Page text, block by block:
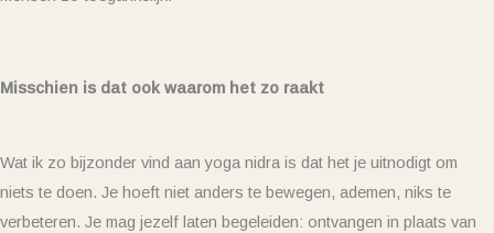
Misschien is dat ook waarom het zo raakt
Wat ik zo bijzonder vind aan yoga nidra is dat het je uitnodigt om
niets te doen. Je hoeft niet anders te bewegen, ademen, niks te
verbeteren. Je mag jezelf laten begeleiden: ontvangen in plaats van